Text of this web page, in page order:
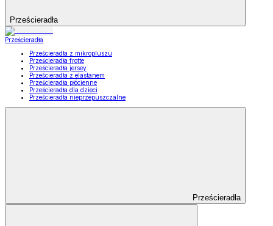
Prześcieradła
Prześcieradła
Prześcieradła z mikropluszu
Prześcieradła frotte
Prześcieradła jersey
Prześcieradła z elastanem
Prześcieradła płócienne
Prześcieradła dla dzieci
Prześcieradła nieprzepuszczalne
Prześcieradła